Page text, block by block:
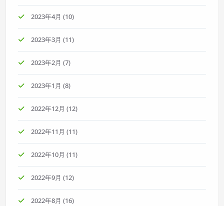
2023年4月 (10)
2023年3月 (11)
2023年2月 (7)
2023年1月 (8)
2022年12月 (12)
2022年11月 (11)
2022年10月 (11)
2022年9月 (12)
2022年8月 (16)